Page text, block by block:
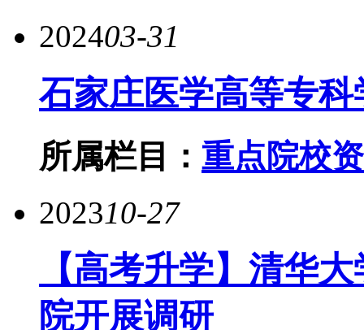
202403-31
石家庄医学高等专科
所属栏目： 重点院校
202310-27
【高考升学】清华
院开展调研